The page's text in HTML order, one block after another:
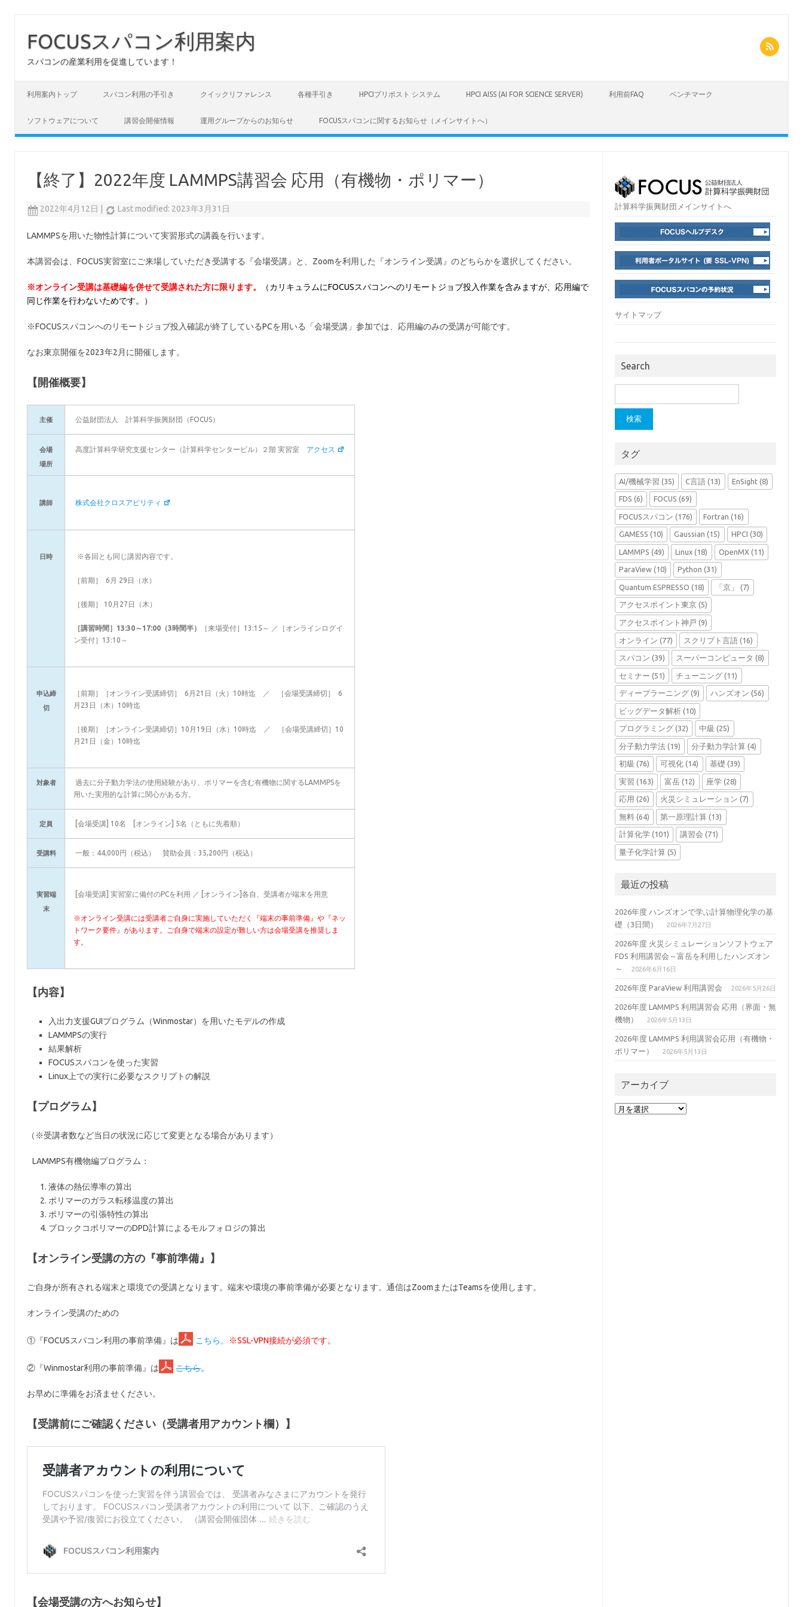
FOCUSスパコン利用案内
スパコンの産業利用を促進しています！
利用案内トップ スパコン利用の手引き クイックリファレンス 各種手引き HPCIプリポスト システム HPCI AISS (AI FOR SCIENCE SERVER) 利用前FAQ ベンチマーク
ソフトウェアについて 講習会開催情報 運用グループからのお知らせ FOCUSスパコンに関するお知らせ（メインサイトへ）
【終了】2022年度 LAMMPS講習会 応用（有機物・ポリマー）
2022年4月12日 Last modified: 2023年3月31日
LAMMPSを用いた物性計算について実習形式の講義を行います。
本講習会は、FOCUS実習室にご来場していただき受講する『会場受講』と、Zoomを利用した『オンライン受講』のどちらかを選択してください。
※オンライン受講は基礎編を併せて受講された方に限ります。
（カリキュラムにFOCUSスパコンへのリモートジョブ投入作業を含みますが、応用編で
同じ作業を行わないためです。）
※FOCUSスパコンへのリモートジョブ投入確認が終了しているPCを用いる「会場受講」参加では、応用編のみの受講が可能です。
なお東京開催を2023年2月に開催します。
【開催概要】
主催 公益財団法人 計算科学振興財団（FOCUS）
会場
場所
高度計算科学研究支援センター（計算科学センタービル）２階 実習室 アクセス
講師 株式会社クロスアビリティ
日時 ※各回とも同じ講習内容です。
［前期］ 6月 29日（水）
［後期］ 10月27日（木）
［講習時間］13:30～17:00（3時間半）
［来場受付］13:15～ ／［オンラインログイ
ン受付］13:10～
申込締
切
［前期］［オンライン受講締切］ 6月21日（火）10時迄 ／ ［会場受講締切］ 6
月23日（木）10時迄
［後期］［オンライン受講締切］10月19日（水）10時迄 ／ ［会場受講締切］10
月21日（金）10時迄
対象者
過去に分子動力学法の使用経験があり、ポリマーを含む有機物に関するLAMMPSを
用いた実用的な計算に関心がある方。
定員 [会場受講] 10名 [オンライン] 5名（ともに先着順）
受講料 一般：44,000円（税込） 賛助会員：35,200円（税込）
実習端
末
[会場受講] 実習室に備付のPCを利用 ／ [オンライン]各自、受講者が端末を用意
※オンライン受講には受講者ご自身に実施していただく『端末の事前準備』や『ネッ
トワーク要件』があります。ご自身で端末の設定が難しい方は会場受講を推奨しま
す。
【内容】
入出力支援GUIプログラム（Winmostar）を用いたモデルの作成
LAMMPSの実行
結果解析
FOCUSスパコンを使った実習
Linux上での実行に必要なスクリプトの解説
【プログラム】
（※受講者数など当日の状況に応じて変更となる場合があります）
LAMMPS有機物編プログラム：
液体の熱伝導率の算出
ポリマーのガラス転移温度の算出
ポリマーの引張特性の算出
ブロックコポリマーのDPD計算によるモルフォロジの算出
【オンライン受講の方の『事前準備』】
ご自身が所有される端末と環境での受講となります。端末や環境の事前準備が必要となります。通信はZoomまたはTeamsを使用します。
オンライン受講のための
①『FOCUSスパコン利用の事前準備』は こちら。 ※SSL-VPN接続が必須です。
②『Winmostar利用の事前準備』は こちら。
お早めに準備をお済ませください。
【受講前にご確認ください（受講者用アカウント欄）】
【会場受講の方へお知らせ】
計算科学振興財団メインサイトへ
サイトマップ
Search
索:
タグ
AI/機械学習 (35) C言語 (13) EnSight (8)
FDS (6) FOCUS (69)
FOCUSスパコン (176) Fortran (16)
GAMESS (10) Gaussian (15) HPCI (30)
LAMMPS (49) Linux (18) OpenMX (11)
ParaView(10) Python (31)
Quantum ESPRESSO (18) 「京」 (7)
アクセスポイント東京(5)
アクセスポイント神戸 (9)
オンライン (77) スクリプト言語 (16)
スパコン (39) スーパーコンピュータ (8)
セミナー (51) チューニング (11)
ディープラーニング(9) ハンズオン (56)
ビッグデータ解析(10)
プログラミング(32) 中級 (25)
分子動力学法(19) 分子動力学計算 (4)
初級 (76) 可視化 (14) 基礎 (39)
実習 (163) 富岳 (12) 座学 (28)
応用 (26) 火災シミュレーション (7)
無料(64) 第一原理計算 (13)
計算化学(101) 講習会 (71)
量子化学計算(5)
最近の投稿
2026年度 ハンズオンで学ぶ計算物理化学の基
礎（3日間）
2026年7月27日
2026年度 火災シミュレーションソフトウェア
FDS 利用講習会～富岳を利用したハンズオン
～
2026年6月16日
2026年度 ParaView 利用講習会 2026年5月26日
2026年度 LAMMPS 利用講習会 応用（界面・無
機物）
2026年5月13日
2026年度 LAMMPS 利用講習会応用（有機物・
ポリマー）
2026年5月13日
アーカイブ
ア